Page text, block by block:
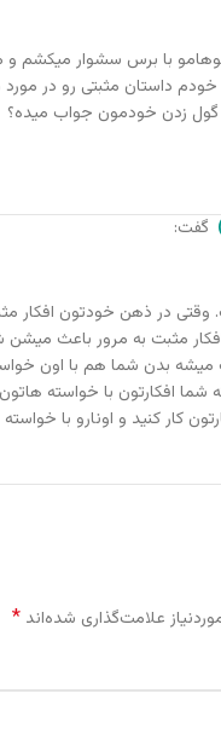
با برس سشوار میکشم و
داستان مثبتی رو در مورد
گول زدن خودمون جواب میده؟
گفت:
در ذهن خودتون افکار
مثبت به مرور باعث
بدن شما هم با اون
شما افکارتون با خواسته
کار کنید و اونارو با
علامت‌گذاری شده‌اند *